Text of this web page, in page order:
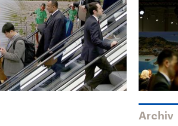
Archiv